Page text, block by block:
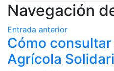
Navegación
Entrada anterior
Cómo consultar
Agrícola